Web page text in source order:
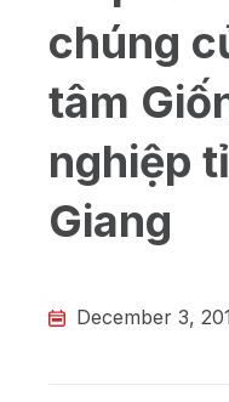
chúng
tâm
nghiệp
Giang
December 3,